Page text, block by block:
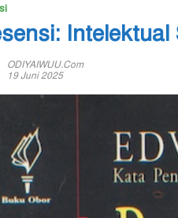
ODIYAIWUU.com
19 Juni 2025